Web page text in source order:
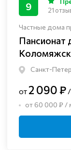
Частные дома
Пансионат
Санкт-
9 21
от 2 090 ₽
от 60 000 ₽ /